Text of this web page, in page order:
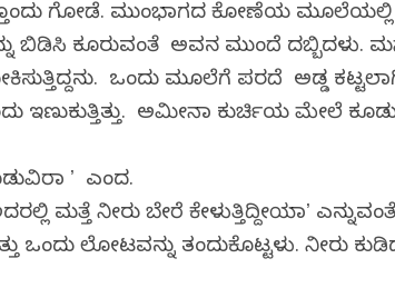
ಗೋಡೆ. ಮುಂಭಾಗದ ಕೋಣೆಯ ಮೂಲೆಯಲ್ಲಿ
ಬಿಡಿಸಿ ಕೂರುವಂತೆ ಅವನ ಮುಂದೆ ದಬ್ಬಿದಳು.
ಒಂದು ಮೂಲೆಗೆ ಪರದೆ ಅಡ್ಡ
ಅಮೀನಾ ಕುರ್ಚಿಯ ಮೇಲೆ
ʼ ಎಂದ.
ಅದರಲ್ಲಿ ಮತ್ತೆ ನೀರು ಬೇರೆ ಕೇಳುತ್ತಿದ್ದೀಯಾʼ
ಒಂದು ಲೋಟವನ್ನು ತಂದುಕೊಟ್ಟಳು. ನೀರು